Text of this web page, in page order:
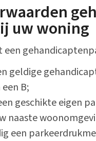
uw woning
een
geldige
B;
geschikte eigen
naaste
een